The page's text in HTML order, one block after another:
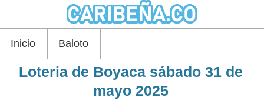
Inicio Baloto
Loteria de Boyaca sábado 31 de
mayo 2025